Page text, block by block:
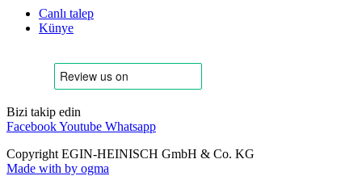
Canlı talep
Künye
Bizi takip edin
FacebookYoutube Whatsapp
Copyright EGIN-HEINISCH GmbH & Co. KG
Made with by ogma